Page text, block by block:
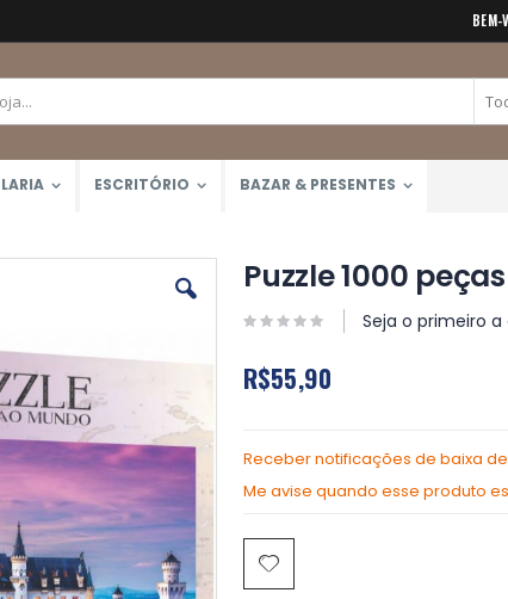
BEM-
ESCRITÓRIO BAZAR & PRESENTES
Puzzle 1000
Seja o primeiro
R$55,90
Receber notificações de baixa
Me avise quando esse produto